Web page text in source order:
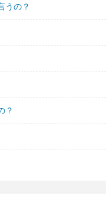
うの？
？